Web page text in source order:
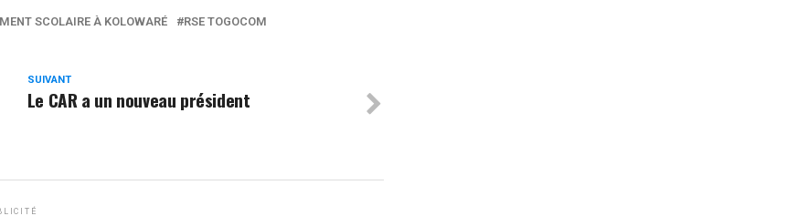
SCOLAIRE À KOLOWARÉ
RSE TOGOCOM
SUIVANT
Le CAR a un nouveau président